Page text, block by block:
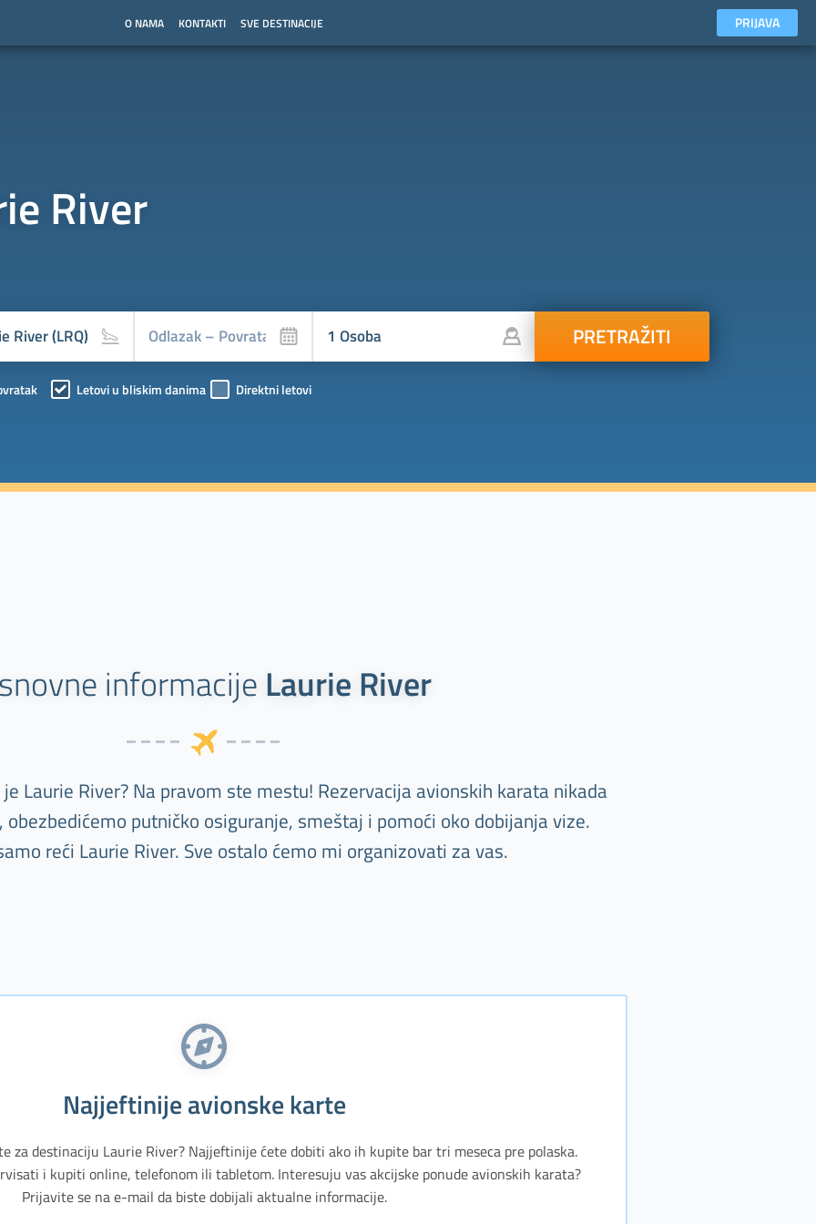
O NAMA KONTAKTI SVE DESTINACIJE PRIJAVA
River
PRETRAŽITI
Letovi u bliskim danima Direktni letovi
informacije Laurie River
Laurie River? Na pravom ste mestu! Rezervacija avionskih karata nikada
putničko osiguranje, smeštaj i pomoći oko dobijanja vize.
reći Laurie River. Sve ostalo ćemo mi organizovati za vas.
Najjeftinije avionske karte
za destinaciju Laurie River? Najjeftinije ćete dobiti ako ih kupite bar tri meseca pre polaska.
i kupiti online, telefonom ili tabletom. Interesuju vas akcijske ponude avionskih karata?
Prijavite se na e-mail da biste dobijali aktualne informacije.